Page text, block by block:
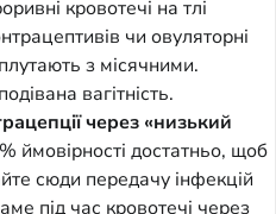
кровотечі на тлі
чи овуляторні
з місячними.
вагітність.
через «низький
ймовірності достатньо, щоб
сюди передачу інфекцій
під час кровотечі через